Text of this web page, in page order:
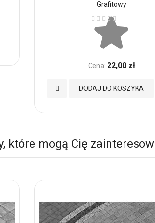
Grafitowy
Ocena:
Cena: 22,00 zł
DODAJ DO KOSZYKA
Dodaj
które mogą Cię